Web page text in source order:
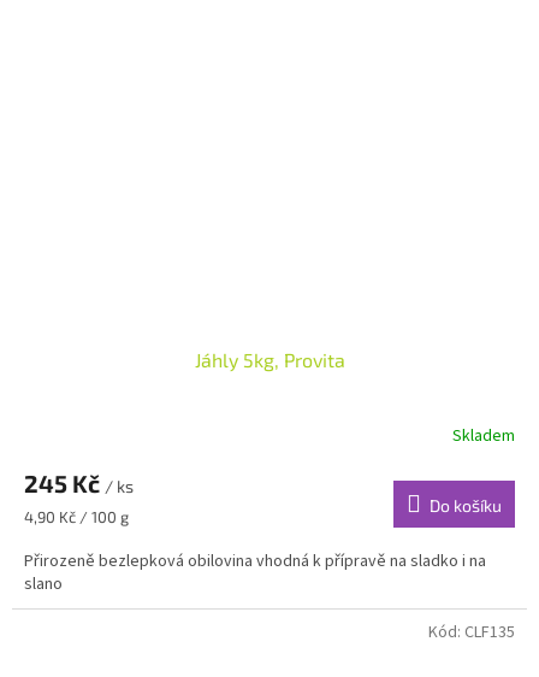
Jáhly 5kg, Provita
Skladem
245 Kč / ks
Měrná
4,90 Kč / 100 g
Do košíku
Přirozeně bezlepková obilovina vhodná k přípravě na sladko i na
slano
Kód: CLF135